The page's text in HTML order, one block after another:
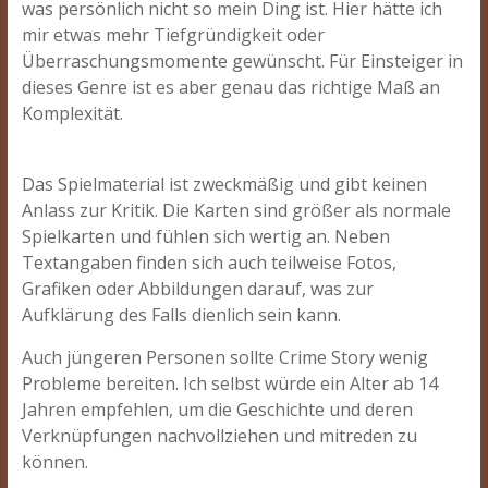
was persönlich nicht so mein Ding ist. Hier hätte ich
mir etwas mehr Tiefgründigkeit oder
Überraschungsmomente gewünscht. Für Einsteiger in
dieses Genre ist es aber genau das richtige Maß an
Komplexität.
Das Spielmaterial ist zweckmäßig und gibt keinen
Anlass zur Kritik. Die Karten sind größer als normale
Spielkarten und fühlen sich wertig an. Neben
Textangaben finden sich auch teilweise Fotos,
Grafiken oder Abbildungen darauf, was zur
Aufklärung des Falls dienlich sein kann.
Auch jüngeren Personen sollte Crime Story wenig
Probleme bereiten. Ich selbst würde ein Alter ab 14
Jahren empfehlen, um die Geschichte und deren
Verknüpfungen nachvollziehen und mitreden zu
können.